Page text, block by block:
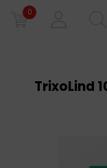
0
TrixoLind